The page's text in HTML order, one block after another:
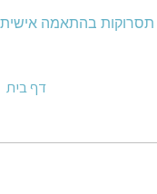
דף בית